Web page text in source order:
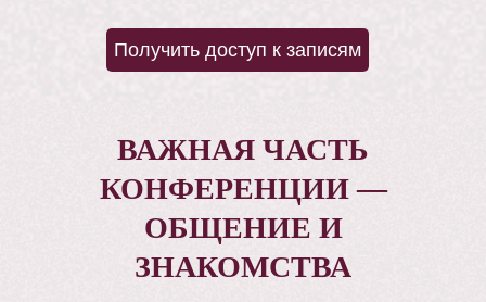
Политической Культуры, декан
Факультета Высшего Управления
ИнРПК. Журналист, член Союза
Получить доступ к записям
ВАЖНАЯ ЧАСТЬ
КОНФЕРЕНЦИИ —
ОБЩЕНИЕ И
ЗНАКОМСТВА